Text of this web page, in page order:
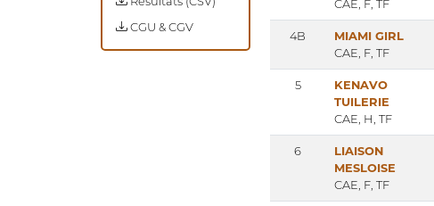
CAE, F, TF
4B
MIAMI GIRL
CAE, F, TF
5
KENAVO
TUILERIE
CAE, H, TF
6
LIAISON
MESLOISE
CAE, F, TF
CGU & CGV